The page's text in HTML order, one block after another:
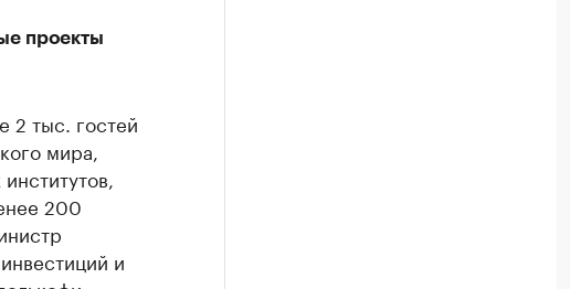
проекты
2 тыс. гостей
мира,
200
и